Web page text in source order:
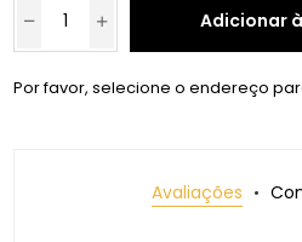
Adicionar
Por favor, selecione o endereço
Avaliações